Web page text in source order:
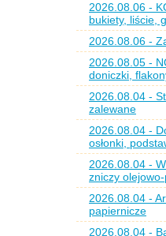
2026.08.06 -
bukiety, liście,
2026.08.06 -
2026.08.05 -
doniczki,
2026.08.04 -
zalewane
2026.08.04 -
osłonki,
2026.08.04 -
zniczy
2026.08.04 -
papiernicze
2026.08.04 -